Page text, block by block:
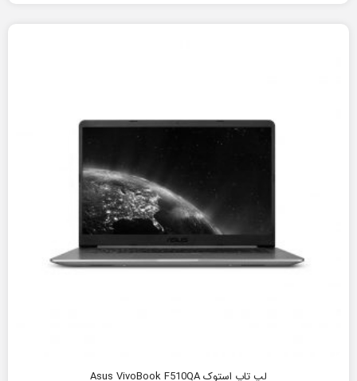
لپ تاپ استوک Asus VivoBook F510QA